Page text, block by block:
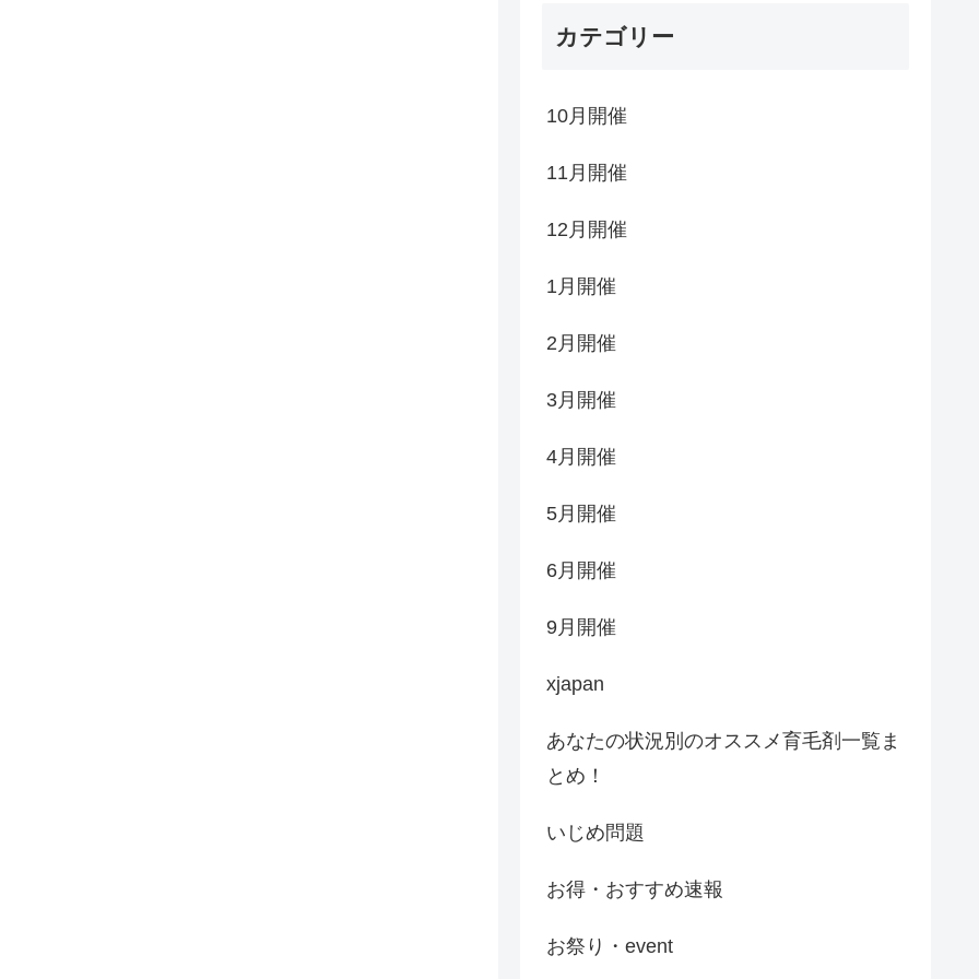
カテゴリー
10月開催
11月開催
12月開催
1月開催
2月開催
3月開催
4月開催
5月開催
6月開催
9月開催
xjapan
あなたの状況別のオススメ育毛剤一覧ま
とめ！
いじめ問題
お得・おすすめ速報
お祭り・event